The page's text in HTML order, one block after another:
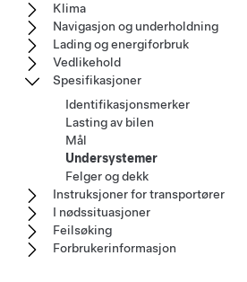
Klima
Navigasjon og underholdning
Lading og energiforbruk
Vedlikehold
Spesifikasjoner
Identifikasjonsmerker
Lasting av bilen
Mål
Undersystemer
Felger og dekk
Instruksjoner for transportører
I nødssituasjoner
Feilsøking
Forbrukerinformasjon